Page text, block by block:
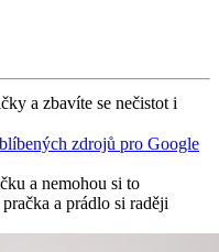
a zbavíte se nečistot i
zdrojů pro Google
a nemohou si to
a prádlo si raději